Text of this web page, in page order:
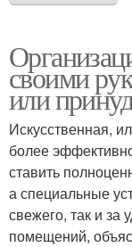
своими
или
Искусственная,
более
ставить
а специальные
свежего, так и за
помещений,